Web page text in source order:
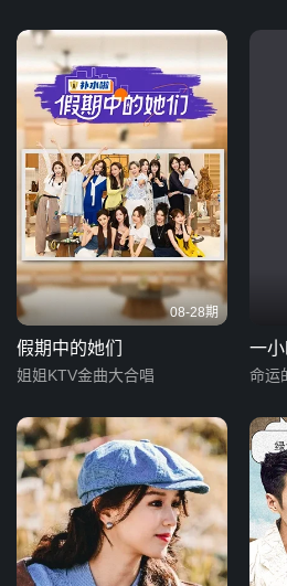
08-28期
假期中的她们
姐姐KTV金曲大合唱
一
命运